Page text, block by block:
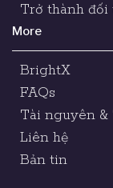
Trở thành đối
More
BrightX
FAQs
Tài nguyên
Liên hệ
Bản tin